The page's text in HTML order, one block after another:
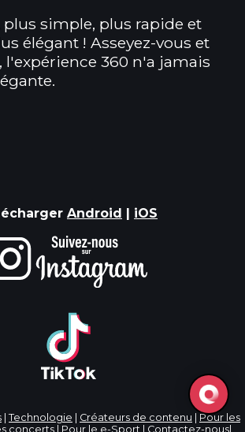
plus simple, plus rapide et
élégant ! Asseyez-vous et
l'expérience 360 n'a jamais
Android | iOS
Technologie Créateurs de contenu
Pour les
concerts Pour le e-Sport Contactez-nous